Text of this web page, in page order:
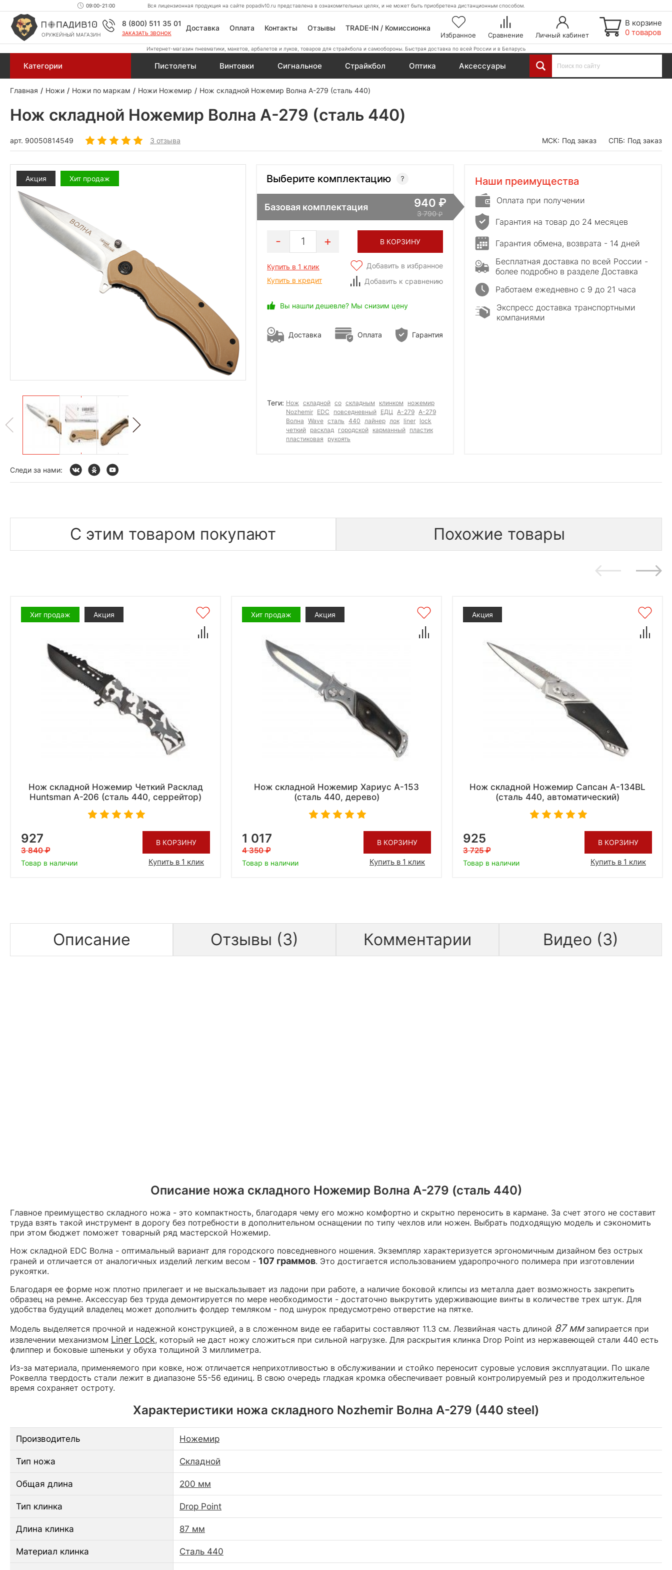
09:00-21:00 Вся лицензионная продукция на сайте popadiv10.ru представлена в ознакомительных целях, и не может быть приобретена дистанционным способом.
ОРУЖЕЙНЫЙ МАГАЗИН
8 (800) 511 35 01
ЗАКАЗАТЬ ЗВОНОК
Доставка Оплата Контакты Отзывы TRADE-IN / Комиссионка
Избранное Сравнение Личный кабинет
В корзине
0 товаров
Интернет-магазин пневматики, макетов, арбалетов и луков, товаров для страйкбола и самообороны. Быстрая доставка по всей России и в Беларусь
Категории Пистолеты Винтовки Сигнальное Страйкбол Оптика Аксессуары
Главная Ножи Ножи по маркам Ножи Ножемир Нож складной Ножемир Волна A-279 (сталь 440)
Нож складной Ножемир Волна A-279 (сталь 440)
арт. 90050814549 3 отзыва МСК: Под заказ СПБ: Под заказ
Акция Хит продаж Выберите комплектацию
Базовая комплектация 940
3 790
1 В КОРЗИНУ
Купить в 1 клик
Купить в кредит
Добавить в избранное
Добавить к сравнению
Вы нашли дешевле? Мы снизим цену
Доставка Оплата Гарантия
Теги: Нож складной со складным клинком
ножемир
Nozhemir EDC повседневный ЕДЦ А-279 A-279
Волна Wave сталь 440 лайнер лок liner lock
четкий расклад городской карманный пластик
пластиковая
рукоять
Наши преимущества
Оплата при получении
Гарантия на товар до 24 месяцев
Гарантия обмена, возврата - 14 дней
Бесплатная доставка по всей России -
более подробно в разделе Доставка
Работаем ежедневно с 9 до 21 часа
Экспресс доставка транспортными
компаниями
Следи за нами:
С этим товаром покупают Похожие товары
Хит продаж Акция
Нож складной Ножемир Четкий Расклад
Huntsman A-206 (сталь 440, серрейтор)
927
3 840
Товар в наличии
В КОРЗИНУ
Купить в 1 клик
Хит продаж Акция
Нож складной Ножемир Хариус A-153
(сталь 440, дерево)
1 017
4 350
Товар в наличии
В КОРЗИНУ
Купить в 1 клик
Акция
Нож складной Ножемир Сапсан A-134BL
(сталь 440, автоматический)
925
3 725
Товар в наличии
В КОРЗИНУ
Купить в 1 клик
Описание Отзывы (3) Комментарии Видео (3)
Описание ножа складного Ножемир Волна А-279 (сталь 440)
Главное преимущество складного ножа - это компактность, благодаря чему его можно комфортно и скрытно переносить в кармане. За счет этого не составит
труда взять такой инструмент в дорогу без потребности в дополнительном оснащении по типу чехлов или ножен. Выбрать подходящую модель и сэкономить
при этом бюджет поможет товарный ряд мастерской Ножемир.
Нож складной EDC Волна - оптимальный вариант для городского повседневного ношения. Экземпляр характеризуется эргономичным дизайном без острых
граней и отличается от аналогичных изделий легким весом - 107 граммов. Это достигается использованием ударопрочного полимера при изготовлении
рукоятки.
Благодаря ее форме нож плотно прилегает и не выскальзывает из ладони при работе, а наличие боковой клипсы из металла дает возможность закрепить
образец на ремне. Аксессуар без труда демонтируется по мере необходимости - достаточно выкрутить удерживающие винты в количестве трех штук. Для
удобства будущий владелец может дополнить фолдер темляком - под шнурок предусмотрено отверстие на пятке.
Модель выделяется прочной и надежной конструкцией, а в сложенном виде ее габариты составляют 11.3 см. Лезвийная часть длиной 87 ммзапирается при
извлечении механизмом Liner Lock, который не даст ножу сложиться при сильной нагрузке. Для раскрытия клинка Drop Point из нержавеющей стали 440 есть
флиппер и боковые шпеньки у обуха толщиной 3 миллиметра.
Из-за материала, применяемого при ковке, нож отличается неприхотливостью в обслуживании и стойко переносит суровые условия эксплуатации. По шкале
Роквелла твердость стали лежит в диапазоне 55-56 единиц. В свою очередь гладкая кромка обеспечивает ровный контролируемый рез и продолжительное
время сохраняет остроту.
Характеристики ножа складного Nozhemir Волна A-279 (440 steel)
Производитель Ножемир
Тип ножа Складной
Общая длина 200 мм
Тип клинка Drop Point
Длина клинка 87 мм
Материал клинка Сталь 440